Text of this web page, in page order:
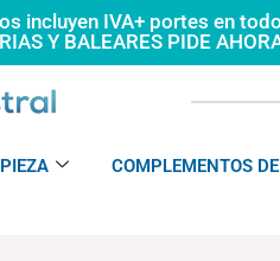
incluyen IVA+ portes en
Y BALEARES PIDE
COMPLEMENTOS